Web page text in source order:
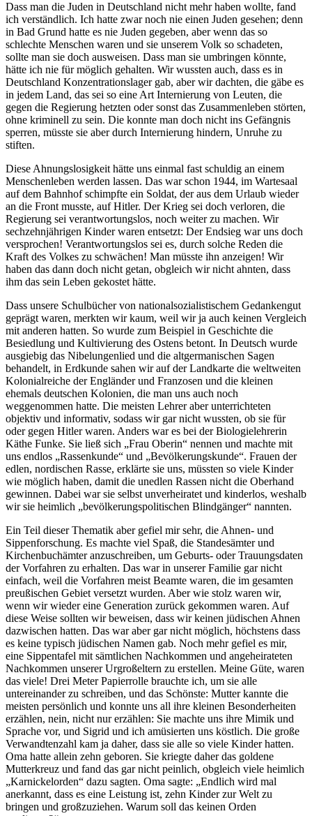
Dass man die Juden in Deutschland nicht mehr haben wollte, fand
ich verständlich. Ich hatte zwar noch nie einen Juden gesehen; denn
in Bad Grund hatte es nie Juden gegeben, aber wenn das so
schlechte Menschen waren und sie unserem Volk so schadeten,
sollte man sie doch ausweisen. Dass man sie umbringen könnte,
hätte ich nie für möglich gehalten. Wir wussten auch, dass es in
Deutschland Konzentrationslager gab, aber wir dachten, die gäbe es
in jedem Land, das sei so eine Art Internierung von Leuten, die
gegen die Regierung hetzten oder sonst das Zusammenleben störten,
ohne kriminell zu sein. Die konnte man doch nicht ins Gefängnis
sperren, müsste sie aber durch Internierung hindern, Unruhe zu
stiften.
Diese Ahnungslosigkeit hätte uns einmal fast schuldig an einem
Menschenleben werden lassen. Das war schon 1944, im Wartesaal
auf dem Bahnhof schimpfte ein Soldat, der aus dem Urlaub wieder
an die Front musste, auf Hitler. Der Krieg sei doch verloren, die
Regierung sei verantwortungslos, noch weiter zu machen. Wir
sechzehnjährigen Kinder waren entsetzt: Der Endsieg war uns doch
versprochen! Verantwortungslos sei es, durch solche Reden die
Kraft des Volkes zu schwächen! Man müsste ihn anzeigen! Wir
haben das dann doch nicht getan, obgleich wir nicht ahnten, dass
ihm das sein Leben gekostet hätte.
Dass unsere Schulbücher von nationalsozialistischem Gedankengut
geprägt waren, merkten wir kaum, weil wir ja auch keinen Vergleich
mit anderen hatten. So wurde zum Beispiel in Geschichte die
Besiedlung und Kultivierung des Ostens betont. In Deutsch wurde
ausgiebig das Nibelungenlied und die altgermanischen Sagen
behandelt, in Erdkunde sahen wir auf der Landkarte die weltweiten
Kolonialreiche der Engländer und Franzosen und die kleinen
ehemals deutschen Kolonien, die man uns auch noch
weggenommen hatte. Die meisten Lehrer aber unterrichteten
objektiv und informativ, sodass wir gar nicht wussten, ob sie für
oder gegen Hitler waren. Anders war es bei der Biologielehrerin
Käthe Funke. Sie ließ sich
Frau Oberin
nennen und machte mit
uns endlos
Rassenkunde und Bevölkerungskunde . Frauen der
edlen, nordischen Rasse, erklärte sie uns, müssten so viele Kinder
wie möglich haben, damit die unedlen Rassen nicht die Oberhand
gewinnen. Dabei war sie selbst unverheiratet und kinderlos, weshalb
wir sie heimlich
bevölkerungspolitischen Blindgänger
nannten.
Ein Teil dieser Thematik aber gefiel mir sehr, die Ahnen- und
Sippenforschung. Es machte viel Spaß, die Standesämter und
Kirchenbuchämter anzuschreiben, um Geburts- oder Trauungsdaten
der Vorfahren zu erhalten. Das war in unserer Familie gar nicht
einfach, weil die Vorfahren meist Beamte waren, die im gesamten
preußischen Gebiet versetzt wurden. Aber wie stolz waren wir,
wenn wir wieder eine Generation zurück gekommen waren. Auf
diese Weise sollten wir beweisen, dass wir keinen jüdischen Ahnen
dazwischen hatten. Das war aber gar nicht möglich, höchstens dass
es keine typisch jüdischen Namen gab. Noch mehr gefiel es mir,
eine Sippentafel mit sämtlichen Nachkommen und angeheirateten
Nachkommen unserer Urgroßeltern zu erstellen. Meine Güte, waren
das viele! Drei Meter Papierrolle brauchte ich, um sie alle
untereinander zu schreiben, und das Schönste: Mutter kannte die
meisten persönlich und konnte uns all ihre kleinen Besonderheiten
erzählen, nein, nicht nur erzählen: Sie machte uns ihre Mimik und
Sprache vor, und Sigrid und ich amüsierten uns köstlich. Die große
Verwandtenzahl kam ja daher, dass sie alle so viele Kinder hatten.
Oma hatte allein zehn geboren. Sie kriegte daher das goldene
Mutterkreuz und fand das gar nicht peinlich, obgleich viele heimlich
Karnickelorden
dazu sagten. Oma sagte:
Endlich wird mal
anerkannt, dass es eine Leistung ist, zehn Kinder zur Welt zu
bringen und großzuziehen. Warum soll das keinen Orden